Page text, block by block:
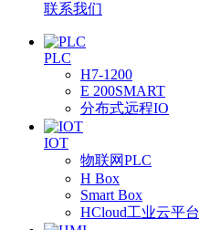
联系我们
PLC
H7-1200
E 200SMART
分布式远程IO
IOT
物联网PLC
H Box
Smart Box
HCloud工业云平台